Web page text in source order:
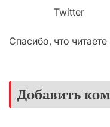
Twitter
Спасибо, что
Добавить